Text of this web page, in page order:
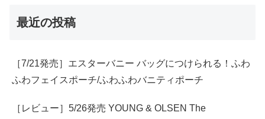
最近の投稿
［7/21発売］エスターバニー バッグにつけられる！ふわ
ふわフェイスポーチ/ふわふわバニティポーチ
［レビュー］5/26発売 YOUNG & OLSEN The